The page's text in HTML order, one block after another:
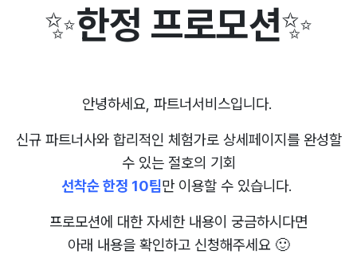
✨한정 프로모션✨
안녕하세요, 파트너서비스입니다.
신규 파트너사와 합리적인 체험가로 상세페이지를 완성할
수 있는 절호의 기회
선착순 한정 10팀만 이용할 수 있습니다.
프로모션에 대한 자세한 내용이 궁금하시다면
아래 내용을 확인하고 신청해주세요 🙂